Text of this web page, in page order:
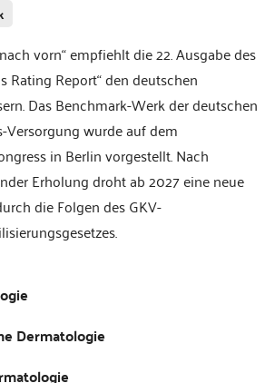
vorn“ empfiehlt die 22. Ausgabe des
Rating Report“ den deutschen
Das Benchmark-Werk der deutschen
Versorgung wurde auf dem
in Berlin vorgestellt. Nach
Erholung droht ab 2027 eine neue
die Folgen des GKV-
Dermatologie